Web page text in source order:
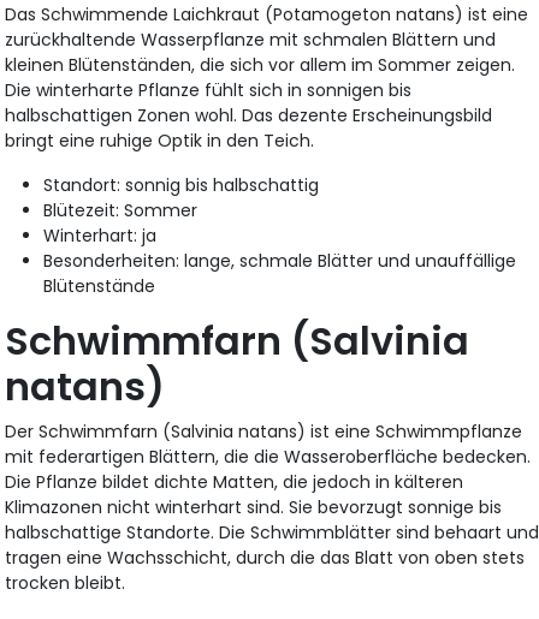
Das Schwimmende Laichkraut (Potamogeton natans) ist eine
zurückhaltende Wasserpflanze mit schmalen Blättern und
kleinen Blütenständen, die sich vor allem im Sommer zeigen.
Die winterharte Pflanze fühlt sich in sonnigen bis
halbschattigen Zonen wohl. Das dezente Erscheinungsbild
bringt eine ruhige Optik in den Teich.
Standort: sonnig bis halbschattig
Blütezeit: Sommer
Winterhart: ja
Besonderheiten: lange, schmale Blätter und unauffällige
Blütenstände
Schwimmfarn (Salvinia
natans)
Der Schwimmfarn (Salvinia natans) ist eine Schwimmpflanze
mit federartigen Blättern, die die Wasseroberfläche bedecken.
Die Pflanze bildet dichte Matten, die jedoch in kälteren
Klimazonen nicht winterhart sind. Sie bevorzugt sonnige bis
halbschattige Standorte. Die Schwimmblätter sind behaart und
tragen eine Wachsschicht, durch die das Blatt von oben stets
trocken bleibt.